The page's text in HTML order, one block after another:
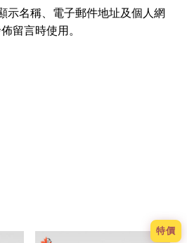
示名稱、電子郵件地址及個人網
留言時使用。
特價